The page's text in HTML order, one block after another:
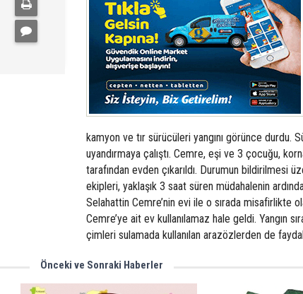
kamyon ve tır sürücüleri yangını görünce durdu.
uyandırmaya çalıştı. Cemre, eşi ve 3 çocuğu,
tarafından evden çıkarıldı. Durumun bildirilmesi
ekipleri, yaklaşık 3 saat süren müdahalenin
Selahattin Cemre’nin evi ile o sırada misafirlikte
Cemre’ye ait ev kullanılamaz hale geldi. Yangın
çimleri sulamada kullanılan arazözlerden de
Önceki ve Sonraki Haberler